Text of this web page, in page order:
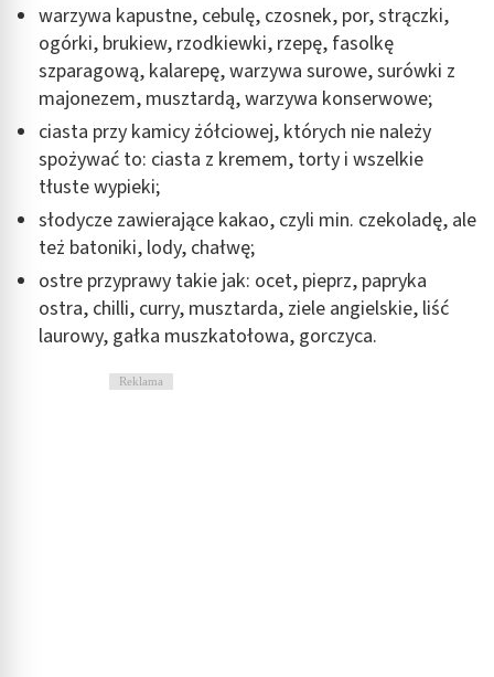
warzywa kapustne, cebulę, czosnek, por, strączki,
ogórki, brukiew, rzodkiewki, rzepę, fasolkę
szparagową, kalarepę, warzywa surowe, surówki z
majonezem, musztardą, warzywa konserwowe;
ciasta przy kamicy żółciowej, których nie należy
spożywać to: ciasta z kremem, torty i wszelkie
tłuste wypieki;
słodycze zawierające kakao, czyli min. czekoladę, ale
też batoniki, lody, chałwę;
ostre przyprawy takie jak: ocet, pieprz, papryka
ostra, chilli, curry, musztarda, ziele angielskie, liść
laurowy, gałka muszkatołowa, gorczyca.
Reklama
Tworzenie profili w celu spersonalizowanych
reklam
Wykorzystanie profili do wyboru
spersonalizowanych reklam
Tworzenie profili w celu personalizacji treści
Wykorzystywanie profili w celu doboru
spersonalizowanych treści
Pomiar efektywności reklam
Pomiar efektywności treści
kombinacji danych z różnych źródeł